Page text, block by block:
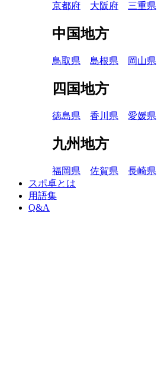
京都府 大阪府 三重県
中国地方
鳥取県 島根県 岡山県
四国地方
徳島県 香川県 愛媛県
九州地方
福岡県 佐賀県 長崎県
スポ卓とは
用語集
Q&A